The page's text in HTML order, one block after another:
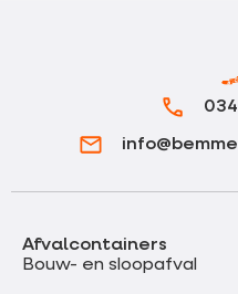
Afvalcontainers
Bouw- en sloopafval